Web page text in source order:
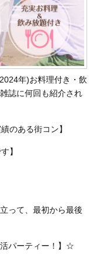
年)お料理付き・飲
誌に何回も紹介され
のある街コン】
】
って、最初から最後
パーティー！】☆